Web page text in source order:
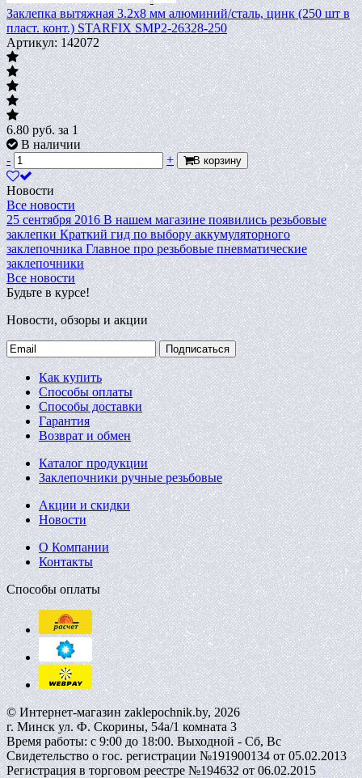
Заклепка вытяжная 3.2х8 мм алюминий/сталь, цинк (250 шт в
пласт. конт.) STARFIX SMP2-26328-250
Артикул: 142072
6.80руб.за 1
В наличии
-
+ В корзину
Новости
Все новости
25 сентября 2016 В нашем магазине появились резьбовые
заклепки Краткий гид по выбору аккумуляторного
заклепочника Главное про резьбовые пневматические
заклепочники
Все новости
Будьте в курсе!
Новости, обзоры и акции
Подписаться
Как купить
Способы оплаты
Способы доставки
Гарантия
Возврат и обмен
Каталог продукции
Заклепочники ручные резьбовые
Акции и скидки
Новости
О Компании
Контакты
Способы оплаты
© Интернет-магазин zaklepochnik.by, 2026
г. Минск ул. Ф. Скорины, 54а/1 комната 3
Время работы: с 9:00 до 18:00. Выходной - Сб, Вс
Свидетельство о гос. регистрации №191900134 от 05.02.2013
Регистрация в торговом реестре №194632 от 06.02.2015